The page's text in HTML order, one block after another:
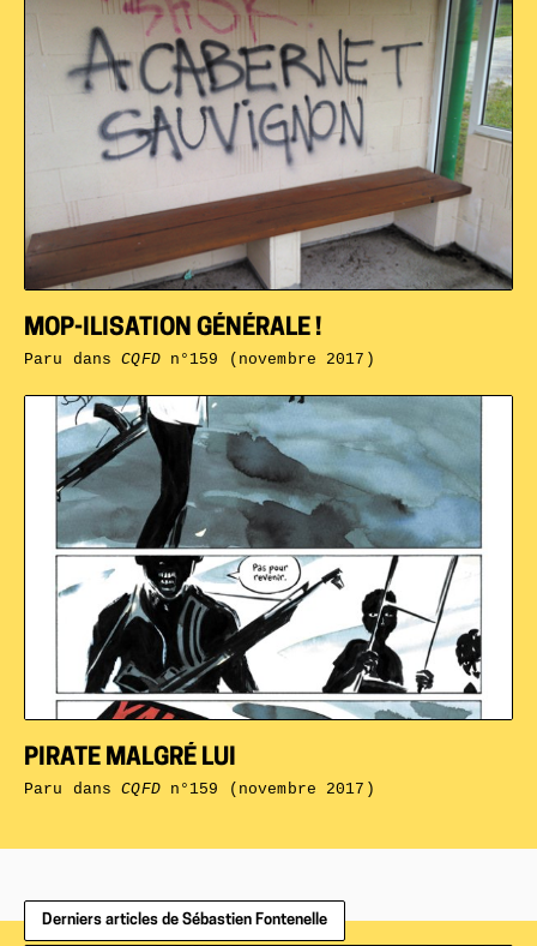
PIRATE MALGRÉ LUI
Paru dansCQFDn°159 (novembre 2017)
MOP-ILISATION GÉNÉRALE !
Paru dansCQFDn°159 (novembre 2017)
Derniers articles de Sébastien Fontenelle